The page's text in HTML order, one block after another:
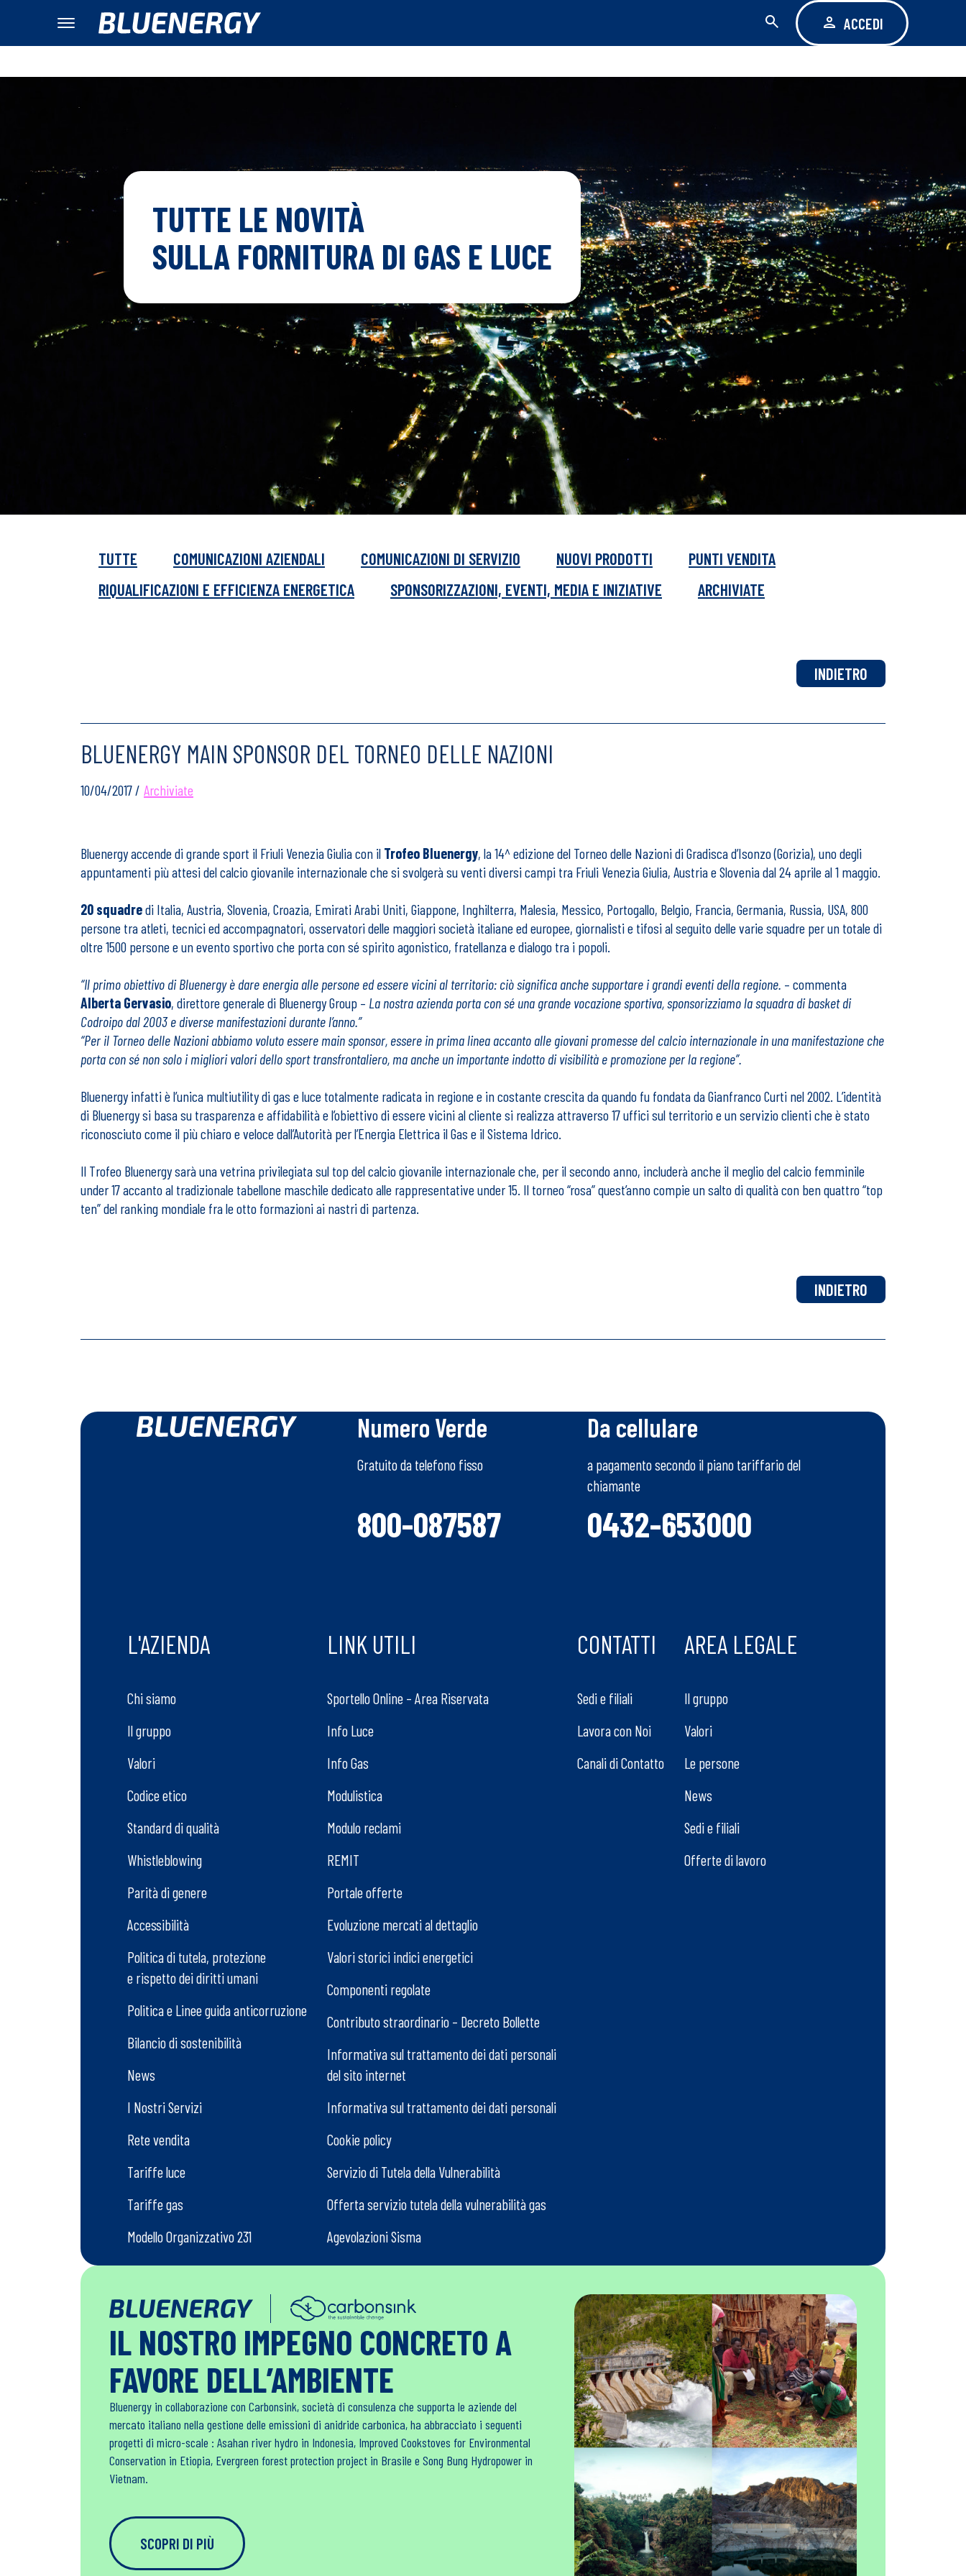
ACCEDI
TUTTE LE NOVITÀ
SULLA FORNITURA DI GAS E LUCE
TUTTE COMUNICAZIONI AZIENDALI COMUNICAZIONI DI SERVIZIO NUOVI PRODOTTI
PUNTI VENDITA
RIQUALIFICAZIONI E EFFICIENZA ENERGETICA
SPONSORIZZAZIONI, EVENTI, MEDIA E INIZIATIVE ARCHIVIATE
INDIETRO
BLUENERGY MAIN SPONSOR DEL TORNEO DELLE NAZIONI
10/04/2017 / Archiviate
Bluenergy accende di grande sport il Friuli Venezia Giulia con il Trofeo Bluenergy, la 14^ edizione del Torneo delle Nazioni di Gradisca d’Isonzo (Gorizia), uno degli
appuntamenti più attesi del calcio giovanile internazionale che si svolgerà su venti diversi campi tra Friuli Venezia Giulia, Austria e Slovenia dal 24 aprile al 1 maggio.
20 squadredi Italia, Austria, Slovenia, Croazia, Emirati Arabi Uniti, Giappone, Inghilterra, Malesia, Messico, Portogallo, Belgio, Francia, Germania, Russia, USA, 800
persone tra atleti, tecnici ed accompagnatori, osservatori delle maggiori società italiane ed europee, giornalisti e tifosi al seguito delle varie squadre per un totale di
oltre 1500 persone e un evento sportivo che porta con sé spirito agonistico, fratellanza e dialogo tra i popoli.
“Il primo obiettivo di Bluenergy è dare energia alle persone ed essere vicini al territorio: ciò significa anche supportare i grandi eventi della regione. – commenta
Alberta Gervasio, direttore generale di Bluenergy Group – La nostra azienda porta con sé una grande vocazione sportiva, sponsorizziamo la squadra di basket di
Codroipo dal 2003 e diverse manifestazioni durante l’anno.”
“Per il Torneo delle Nazioni abbiamo voluto essere main sponsor, essere in prima linea accanto alle giovani promesse del calcio internazionale in una manifestazione che
porta con sé non solo i migliori valori dello sport transfrontaliero, ma anche un importante indotto di visibilità e promozione per la regione”.
Bluenergy infatti è l’unica multiutility di gas e luce totalmente radicata in regione e in costante crescita da quando fu fondata da Gianfranco Curti nel 2002. L’identità
di Bluenergy si basa su trasparenza e affidabilità e l’obiettivo di essere vicini al cliente si realizza attraverso 17 uffici sul territorio e un servizio clienti che è stato
riconosciuto come il più chiaro e veloce dall’Autorità per l’Energia Elettrica il Gas e il Sistema Idrico.
Il Trofeo Bluenergy sarà una vetrina privilegiata sul top del calcio giovanile internazionale che, per il secondo anno, includerà anche il meglio del calcio femminile
under 17 accanto al tradizionale tabellone maschile dedicato alle rappresentative under 15. Il torneo “rosa” quest’anno compie un salto di qualità con ben quattro “top
ten” del ranking mondiale fra le otto formazioni ai nastri di partenza.
INDIETRO
Numero Verde
Gratuito da telefono fisso
800-087587
Da cellulare
a pagamento secondo il piano tariffario del
chiamante
0432-653000
L'AZIENDA
Chi siamo
Il gruppo
Valori
Codice etico
Standard di qualità
Whistleblowing
Parità di genere
Accessibilità
Politica di tutela, protezione
e rispetto dei diritti umani
Politica e Linee guida anticorruzione
Bilancio di sostenibilità
News
I Nostri Servizi
Rete vendita
Tariffe luce
Tariffe gas
Modello Organizzativo 231
LINK UTILI
Sportello Online – Area Riservata
Info Luce
Info Gas
Modulistica
Modulo reclami
REMIT
Portale offerte
Evoluzione mercati al dettaglio
Valori storici indici energetici
Componenti regolate
Contributo straordinario – Decreto Bollette
Informativa sul trattamento dei dati personali
del sito internet
Informativa sul trattamento dei dati personali
Cookie policy
Servizio di Tutela della Vulnerabilità
Offerta servizio tutela della vulnerabilità gas
Agevolazioni Sisma
CONTATTI
Sedi e filiali
Lavora con Noi
Canali di Contatto
AREA LEGALE
Il gruppo
Valori
Le persone
News
Sedi e filiali
Offerte di lavoro
IL NOSTRO IMPEGNO CONCRETO A
FAVORE DELL’AMBIENTE
Bluenergy in collaborazione con Carbonsink, società di consulenza che supporta le aziende del
mercato italiano nella gestione delle emissioni di anidride carbonica, ha abbracciato i seguenti
progetti di micro-scale : Asahan river hydro in Indonesia, Improved Cookstoves for Environmental
Conservation in Etiopia, Evergreen forest protection project in Brasile e Song Bung Hydropower in
Vietnam.
SCOPRI DI PIÙ